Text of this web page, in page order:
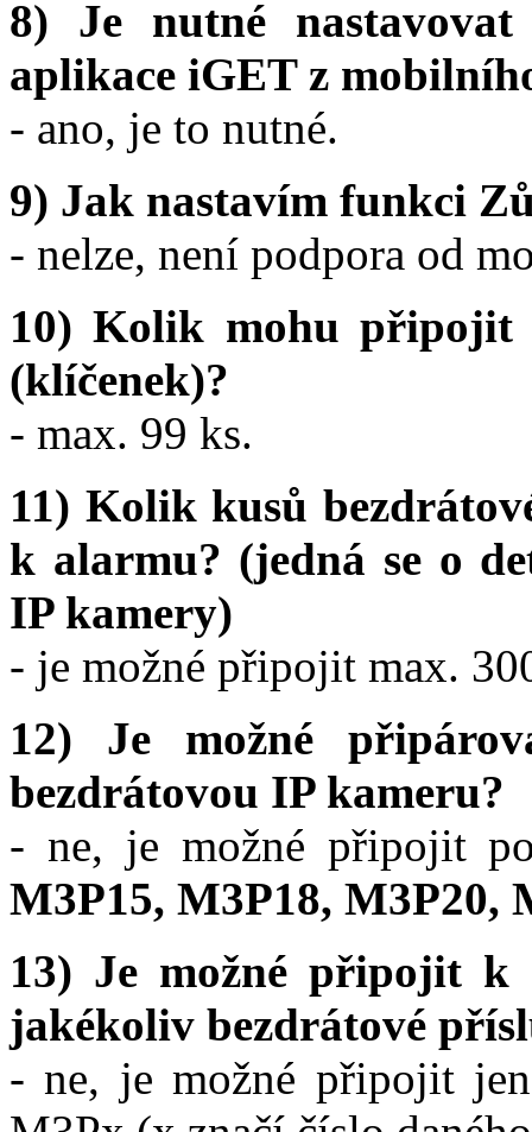
8) Je nutné
aplikace iGET z
- ano, je to nutné.
9) Jak nastavím funkci
- nelze, není podpora od
10) Kolik mohu připojit
(klíčenek)?
- max. 99 ks.
11) Kolik kusů
k alarmu? (jedná se o
IP kamery)
- je možné připojit max.
12) Je možné
bezdrátovou IP kameru?
- ne, je možné připojit
M3P15, M3P18, M3P20,
13) Je možné připojit
jakékoliv bezdrátové
- ne, je možné připojit